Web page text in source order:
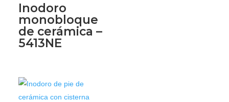
Inodoro
monobloque
de cerámica –
5413NE